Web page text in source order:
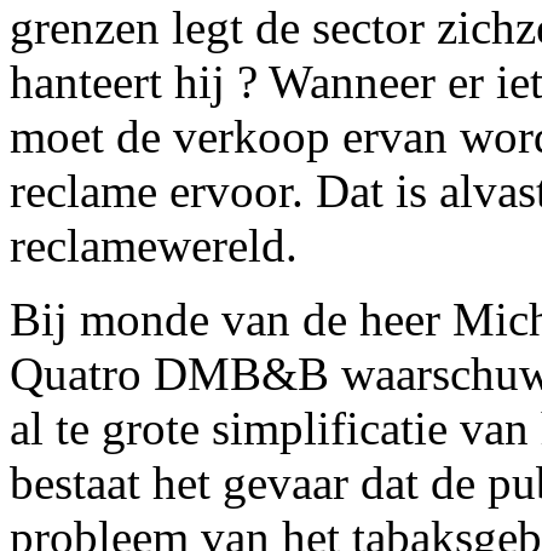
grenzen legt de sector
hanteert hij ? Wanneer er
moet de verkoop ervan
reclame ervoor. Dat is
reclamewereld.
Bij monde van de heer
Quatro DMB&B
al te grote simplificatie van
bestaat het gevaar dat de
probleem van het